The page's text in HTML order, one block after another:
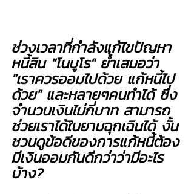
ช่วงเวลาที่กำลังแก้ไขปัญหา
หนี้สิน "โนบูโร" ย้ำเสมอว่า
"เราควรออมไปด้วย แก้หนี้ไป
ด้วย" และหลายๆคนทำได้ ซึ่ง
จำนวนเงินไม่กี่บาท สามารถ
ช่วยเราได้ในยามฉุกเฉินได้ งั้น
ชวนดูข้อดีของการแก้หนี้ต้อง
มีเงินออมกันดีกว่าว่ามีอะไร
บ้าง?